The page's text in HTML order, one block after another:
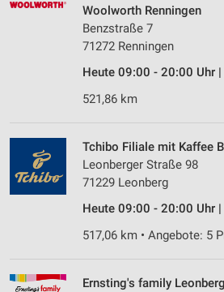
Woolworth Renningen
Benzstraße 7
71272 Renningen
Heute 09:00 - 20:00 Uhr |
521,86 km
Tchibo Filiale mit Kaffee
Leonberger Straße 98
71229 Leonberg
Heute 09:00 - 20:00 Uhr |
517,06 km • Angebote: 5
Ernsting's family Leonberg